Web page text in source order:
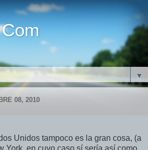
▼
08, 2010
Unidos tampoco es la gran cosa, (a
York, en cuyo caso sí sería así como